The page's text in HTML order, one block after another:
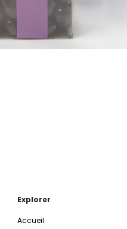
Explorer
Accueil